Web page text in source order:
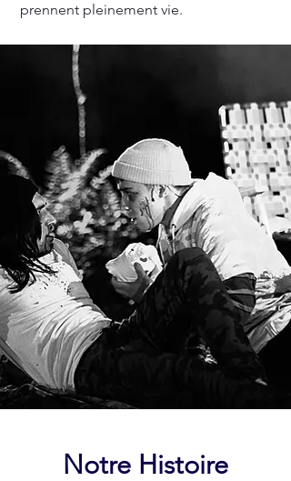
prennent pleinement vie.
Notre Histoire